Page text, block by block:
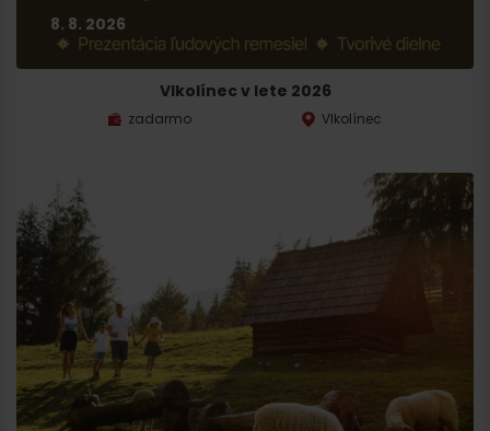
8. 8. 2026
Vlkolínec v lete 2026
zadarmo Vlkolínec